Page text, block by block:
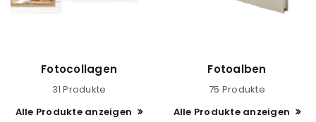
Fotocollagen
31 Produkte
Alle Produkte anzeigen
Fotoalben
75 Produkte
Alle Produkte anzeigen